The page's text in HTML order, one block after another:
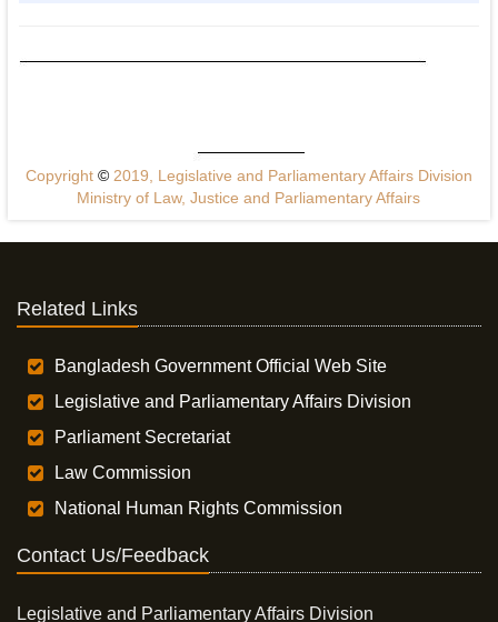
Copyright ©2019, Legislative and Parliamentary Affairs Division
Ministry of Law, Justice and Parliamentary Affairs
Related Links
Bangladesh Government Official Web Site
Legislative and Parliamentary Affairs Division
Parliament Secretariat
Law Commission
National Human Rights Commission
Contact Us/Feedback
Legislative and Parliamentary Affairs Division